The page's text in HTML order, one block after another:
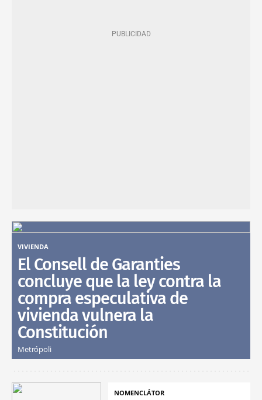
VIVIENDA
El Consell de Garanties
concluye que la ley contra la
compra especulativa de
vivienda vulnera la
Constitución
Metrópoli
NOMENCLÁTOR